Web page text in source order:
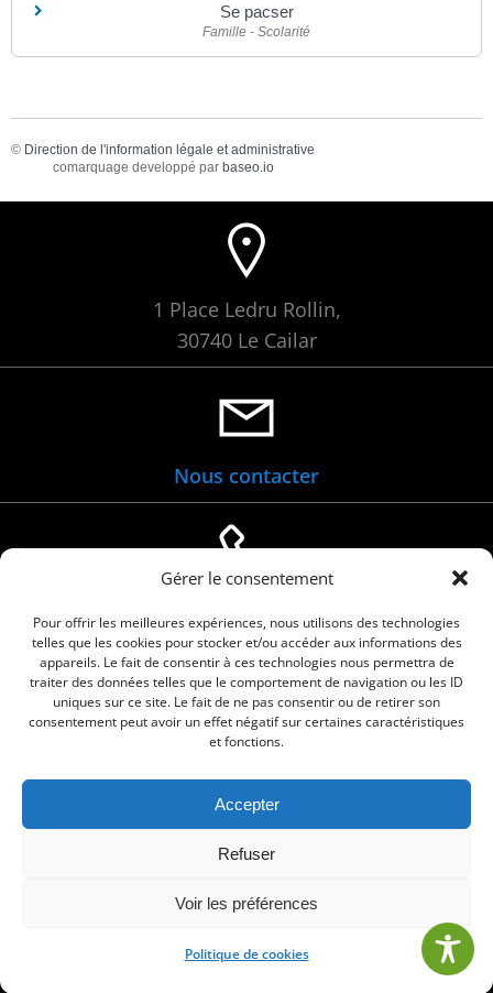
Gérer le consentement
Pour offrir les meilleures expériences, nous utilisons des technologies
telles que les cookies pour stocker et/ou accéder aux informations des
appareils. Le fait de consentir à ces technologies nous permettra de
traiter des données telles que le comportement de navigation ou les ID
uniques sur ce site. Le fait de ne pas consentir ou de retirer son
consentement peut avoir un effet négatif sur certaines caractéristiques
et fonctions.
Accepter
Refuser
Voir les préférences
Politique de cookies
Se pacser
Famille - Scolarité
© Direction de l'information légale et administrative
comarquage developpé par baseo.io
1 Place Ledru Rollin,
30740 Le Cailar
Nous contacter
04 66 88 01 05
© 2026 Commune de Le Cailar. Service proposé
Mentions légales•Politique de cookies